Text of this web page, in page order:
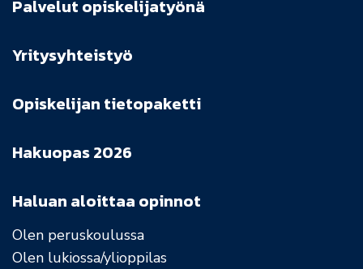
Haluan aloittaa opinnot
Olen peruskoulussa
Olen lukiossa/ylioppilas
Palvelut opiskelijatyönä
Yritysyhteistyö
Opiskelijan tietopaketti
Hakuopas 2026